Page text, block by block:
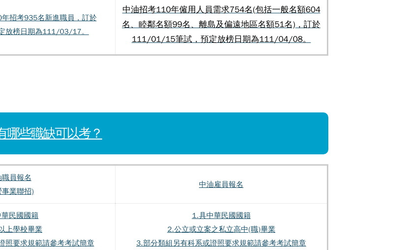
招考935名新進職員，訂於
放榜日期為111/03/17。
中油招考110年僱用人員需求754名(包括一般名額604
名、睦鄰名額99名、離島及偏遠地區名額51名)，訂於
111/01/15筆試，預定放榜日期為111/04/08。
哪些職缺可以考？
職員報名
事業聯招)
中油雇員報名
民國國籍
上學校畢業
照要求規範請參考考試簡章
1.具中華民國國籍
2.公立或立案之私立高中(職)畢業
3.部分類組另有科系或證照要求規範請參考考試簡章